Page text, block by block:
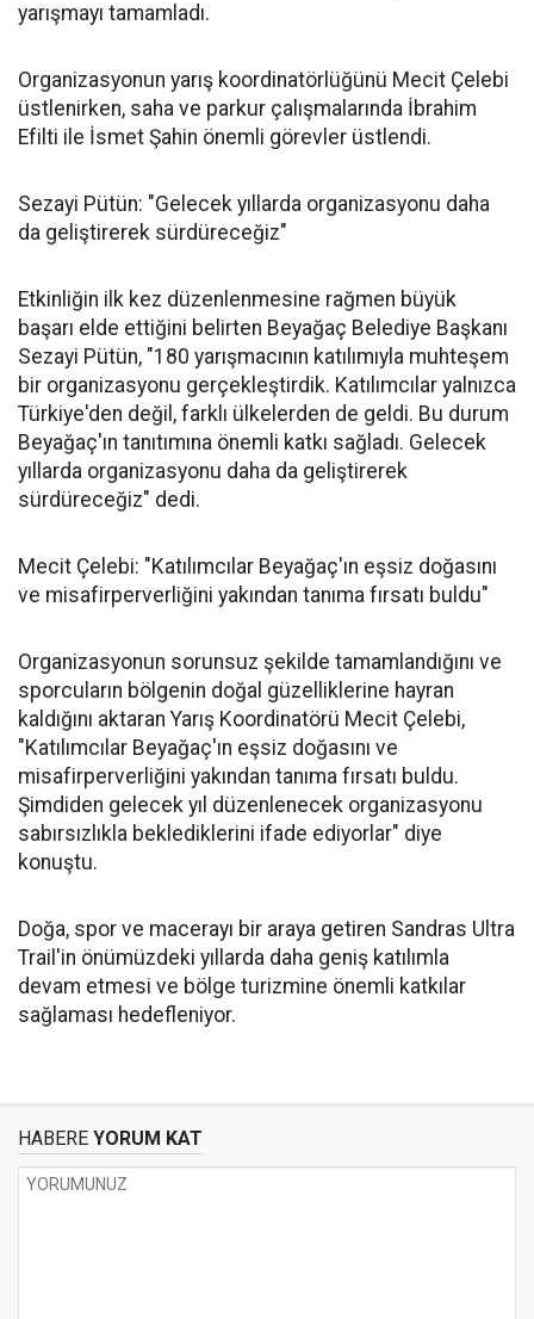
yarışmayı tamamladı.
Organizasyonun yarış koordinatörlüğünü Mecit Çelebi
üstlenirken, saha ve parkur çalışmalarında İbrahim
Efilti ile İsmet Şahin önemli görevler üstlendi.
Sezayi Pütün: "Gelecek yıllarda organizasyonu daha
da geliştirerek sürdüreceğiz"
Etkinliğin ilk kez düzenlenmesine rağmen büyük
başarı elde ettiğini belirten Beyağaç Belediye Başkanı
Sezayi Pütün, "180 yarışmacının katılımıyla muhteşem
bir organizasyonu gerçekleştirdik. Katılımcılar yalnızca
Türkiye'den değil, farklı ülkelerden de geldi. Bu durum
Beyağaç'ın tanıtımına önemli katkı sağladı. Gelecek
yıllarda organizasyonu daha da geliştirerek
sürdüreceğiz" dedi.
Mecit Çelebi: "Katılımcılar Beyağaç'ın eşsiz doğasını
ve misafirperverliğini yakından tanıma fırsatı buldu"
Organizasyonun sorunsuz şekilde tamamlandığını ve
sporcuların bölgenin doğal güzelliklerine hayran
kaldığını aktaran Yarış Koordinatörü Mecit Çelebi,
"Katılımcılar Beyağaç'ın eşsiz doğasını ve
misafirperverliğini yakından tanıma fırsatı buldu.
Şimdiden gelecek yıl düzenlenecek organizasyonu
sabırsızlıkla beklediklerini ifade ediyorlar" diye
konuştu.
Doğa, spor ve macerayı bir araya getiren Sandras Ultra
Trail'in önümüzdeki yıllarda daha geniş katılımla
devam etmesi ve bölge turizmine önemli katkılar
sağlaması hedefleniyor.
HABERE YORUM KAT